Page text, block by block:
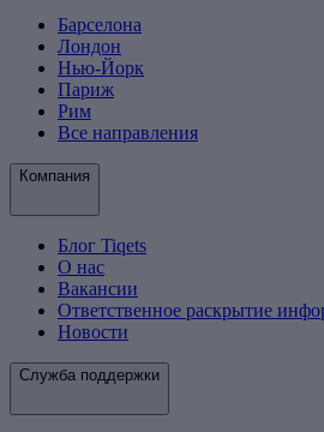
Барселона
Лондон
Нью-Йорк
Париж
Рим
Все направления
Компания
Блог Tiqets
О нас
Вакансии
Ответственное раскрытие
Новости
Служба поддержки